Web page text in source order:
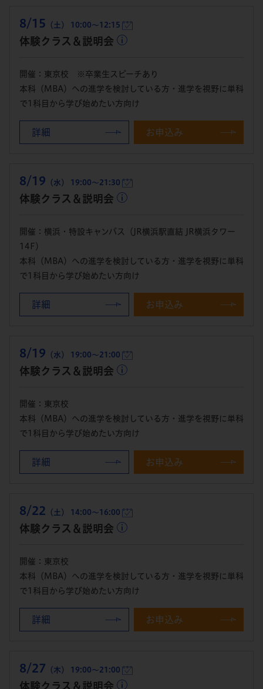
8/15 （土） 10:00～12:15
体験クラス＆説明会
開催：東京校 ※卒業生スピーチあり
本科（MBA）への進学を検討している方・進学を視野に単科
で1科目から学び始めたい方向け
詳細 お申込み
8/19 （水） 19:00～21:30
体験クラス＆説明会
開催：横浜・特設キャンパス（JR横浜駅直結 JR横浜タワー
14F）
本科（MBA）への進学を検討している方・進学を視野に単科
で1科目から学び始めたい方向け
詳細 お申込み
8/19 （水） 19:00～21:00
体験クラス＆説明会
開催：東京校
本科（MBA）への進学を検討している方・進学を視野に単科
で1科目から学び始めたい方向け
詳細 お申込み
8/22 （土） 14:00～16:00
体験クラス＆説明会
開催：東京校
本科（MBA）への進学を検討している方・進学を視野に単科
で1科目から学び始めたい方向け
詳細 お申込み
8/27 （木） 19:00～21:00
体験クラス＆説明会